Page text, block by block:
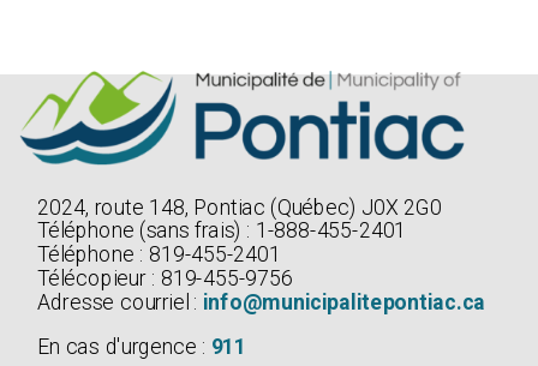
2024, route 148, Pontiac (Québec) J0X 2G0
Téléphone (sans frais) : 1-888-455-2401
Téléphone : 819-455-2401
Télécopieur : 819-455-9756
Adresse courriel : info@municipalitepontiac.ca
En cas d'urgence : 911